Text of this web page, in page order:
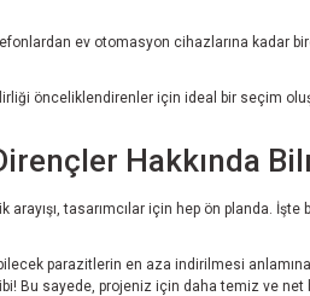
ev otomasyon cihazlarına kadar
önceliklendirenler için ideal bir seçim
Hakkında
tasarımcılar için hep ön planda.
parazitlerin en aza indirilmesi
Bu sayede, projeniz için daha temiz ve net